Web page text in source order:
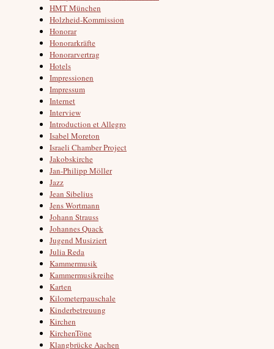
HMT München
Holzheid-Kommission
Honorar
Honorarkräfte
Honorarvertrag
Hotels
Impressionen
Impressum
Internet
Interview
Introduction et Allegro
Isabel Moreton
Israeli Chamber Project
Jakobskirche
Jan-Philipp Möller
Jazz
Jean Sibelius
Jens Wortmann
Johann Strauss
Johannes Quack
Jugend Musiziert
Julia Reda
Kammermusik
Kammermusikreihe
Karten
Kilometerpauschale
Kinderbetreuung
Kirchen
KirchenTöne
Klangbrücke Aachen